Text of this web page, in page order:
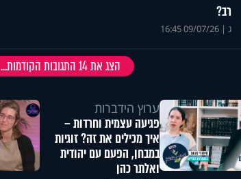
רב?
ג |
09/07/26 16:45
הצג את14התגובות הקודמות...
ערוץ הידברות
פגיעה עצמית וחרדות –
איך מכילים את זה? זוגיות
במבחן, הפעם עם יהודית
ואלתר כהן